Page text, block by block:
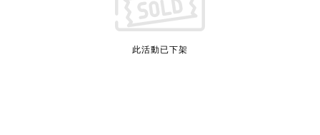
此活動已下架